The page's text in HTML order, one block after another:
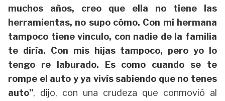
muchos años, creo que ella no tiene las
herramientas, no supo cómo. Con mi hermana
tampoco tiene vinculo, con nadie de la familia
te diría. Con mis hijas tampoco, pero yo lo
tengo re laburado. Es como cuando se te
rompe el auto y ya vivís sabiendo que no tenes
auto", dijo, con una crudeza que conmovió al